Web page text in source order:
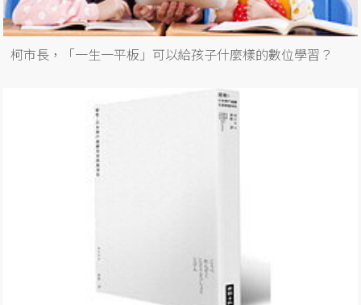
柯市長，「一生一平板」可以給孩子什麼樣的數位學習？